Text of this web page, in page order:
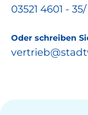
03521 4601 -
Oder schreiben